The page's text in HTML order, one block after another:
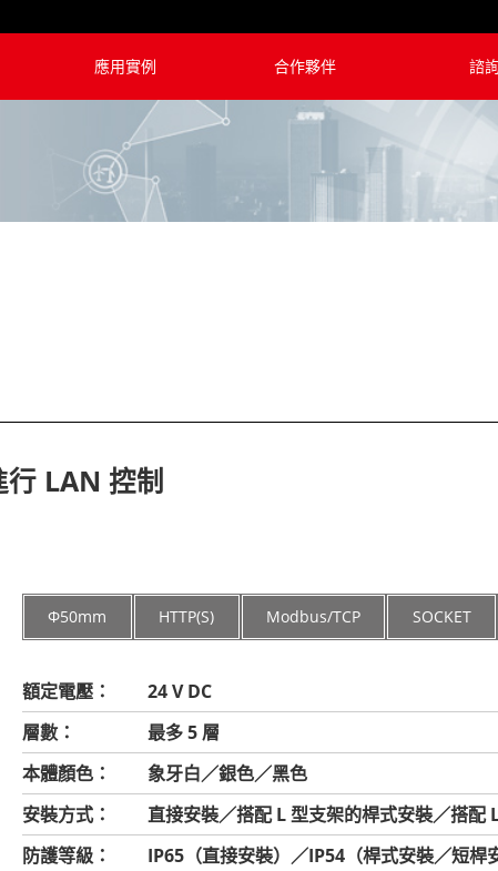
應用實例 合作夥伴 諮
LAN 控制
Φ50mm HTTP(S) Modbus/TCP SOCKET
額定電壓：
24 V DC
層數：
最多 5 層
本體顏色：
象牙白／銀色／黑色
安裝方式：
直接安裝／搭配 L 型支架的桿式安裝／搭配
防護等級：
IP65（直接安裝）／IP54（桿式安裝／短桿